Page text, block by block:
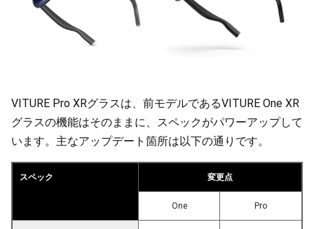
VITURE Pro XRグラスは、前モデルであるVITURE One XR
グラスの機能はそのままに、スペックがパワーアップして
います。主なアップデート箇所は以下の通りです。
スペック 変更点
One Pro